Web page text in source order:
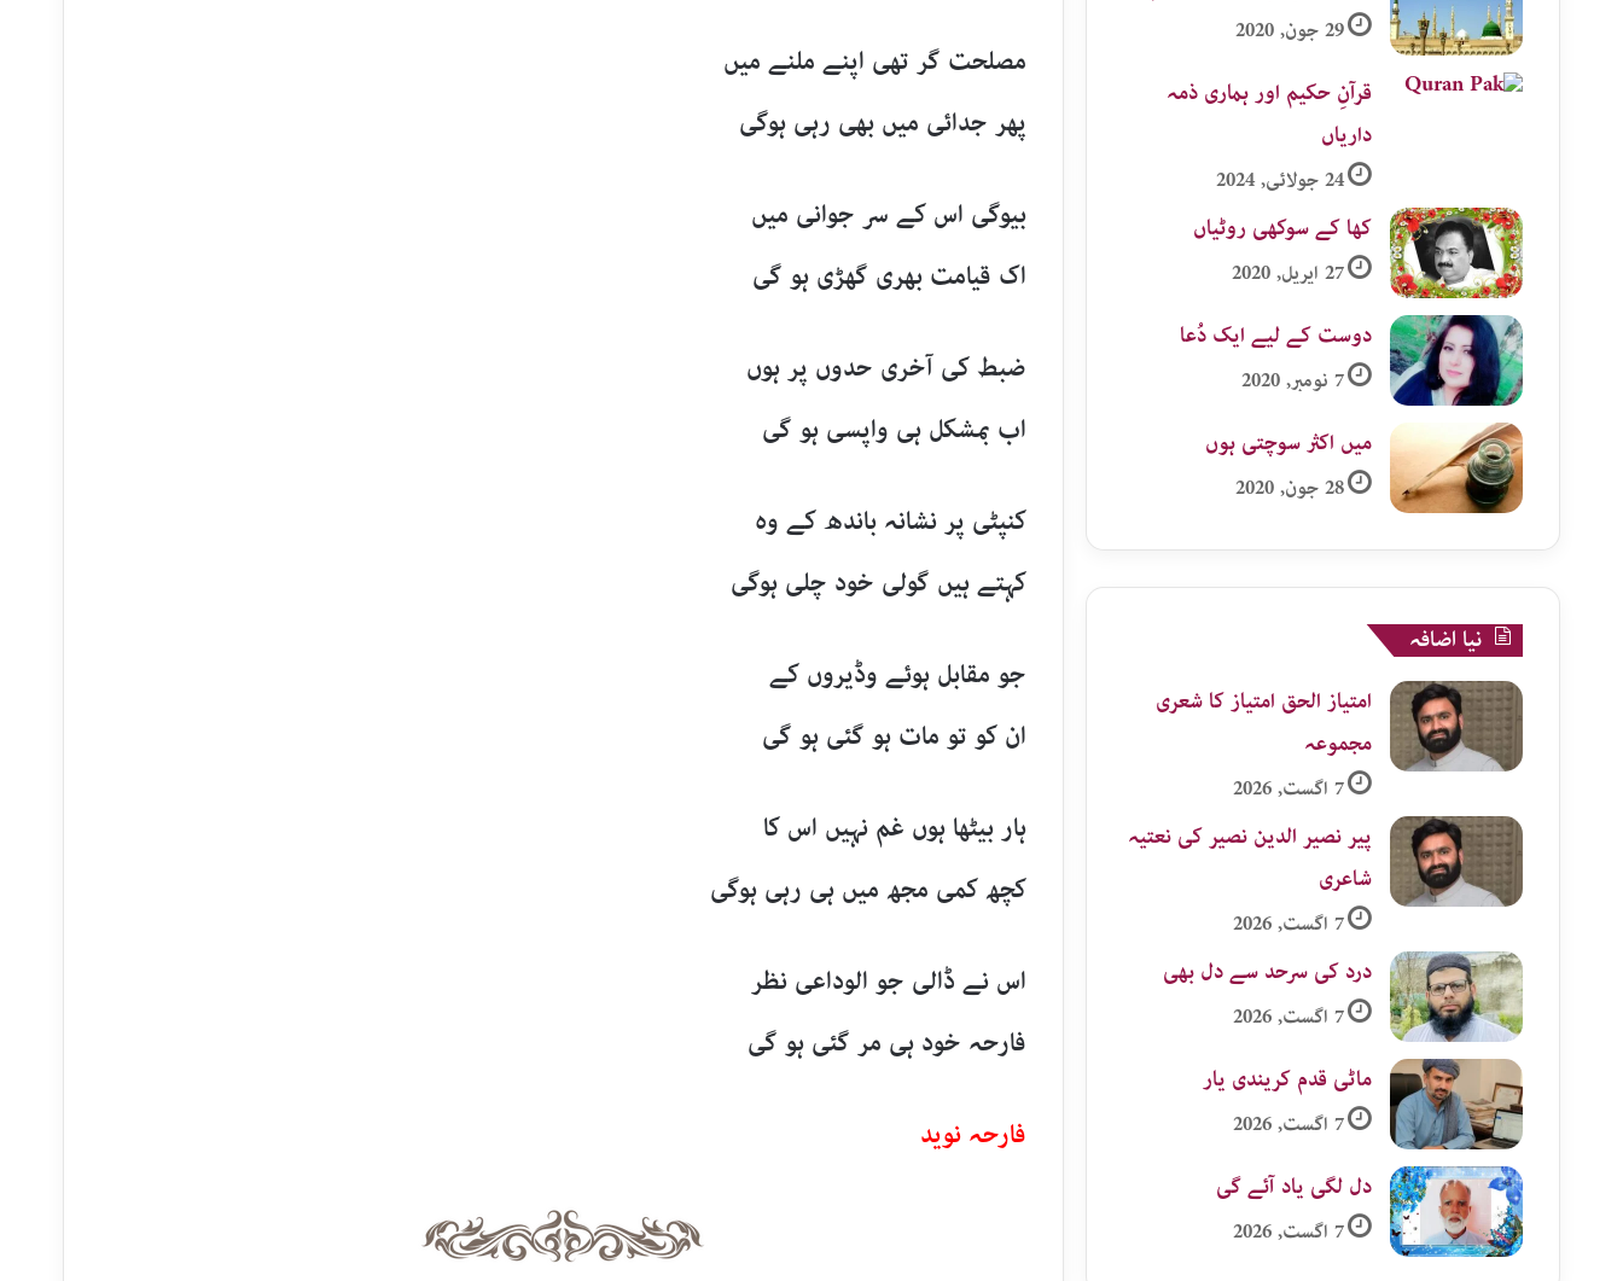
مصلحت گر تھی اپنے ملنے میں
پھر جدائی میں بھی رہی ہوگی
بیوگی اس کے سر جوانی میں
اک قیامت بھری گھڑی ہو گی
ضبط کی آخری حدوں پر ہوں
اب بمشکل ہی واپسی ہو گی
کنپٹی پر نشانہ باندھ کے وہ
کہتے ہیں گولی خود چلی ہوگی
جو مقابل ہوئے وڈیروں کے
ان کو تو مات ہو گئی ہو گی
ہار بیٹھا ہوں غم نہیں اس کا
کچھ کمی مجھ میں ہی رہی ہوگی
اس نے ڈالی جو الوداعی نظر
فارحہ خود ہی مر گئی ہو گی
فارحہ نوید
29 جون, 2020
قرآنِ حکیم اور ہماری ذمہ
داریاں
24 جولائی, 2024
کھا کے سوکھی روٹیاں
27 اپریل, 2020
دوست کے لیے ایک دُعا
7 نومبر, 2020
میں اکثر سوچتی ہوں
28 جون, 2020
نیا اضافہ
امتیاز الحق امتیاز کا شعری
مجموعہ
7 اگست, 2026
پیر نصیر الدین نصیر کی نعتیہ
شاعری
7 اگست, 2026
درد کی سرحد سے دل بھی
7 اگست, 2026
ماٹی قدم کریندی یار
7 اگست, 2026
دل لگی یاد آئے گی
7 اگست, 2026